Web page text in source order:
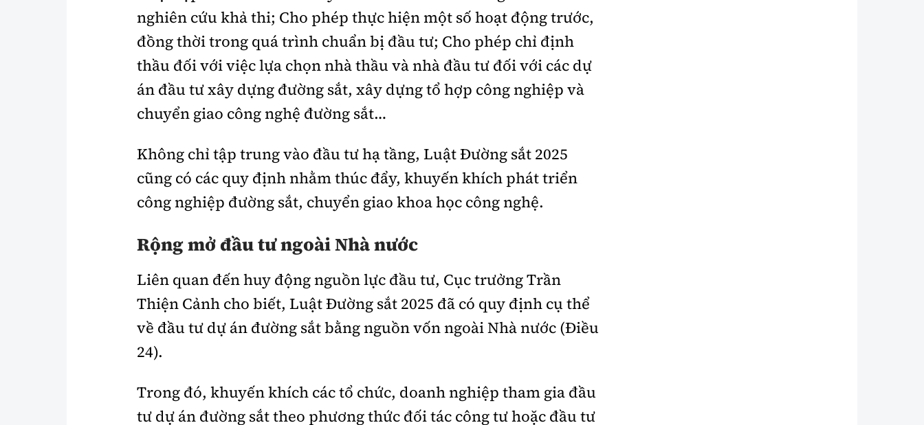
nghiên cứu khả thi; Cho phép thực hiện một số hoạt động trước,
đồng thời trong quá trình chuẩn bị đầu tư; Cho phép chỉ định
thầu đối với việc lựa chọn nhà thầu và nhà đầu tư đối với các dự
án đầu tư xây dựng đường sắt, xây dựng tổ hợp công nghiệp và
chuyển giao công nghệ đường sắt…
Không chỉ tập trung vào đầu tư hạ tầng, Luật Đường sắt 2025
cũng có các quy định nhằm thúc đẩy, khuyến khích phát triển
công nghiệp đường sắt, chuyển giao khoa học công nghệ.
Rộng mở đầu tư ngoài Nhà nước
Liên quan đến huy động nguồn lực đầu tư, Cục trưởng Trần
Thiện Cảnh cho biết, Luật Đường sắt 2025 đã có quy định cụ thể
về đầu tư dự án đường sắt bằng nguồn vốn ngoài Nhà nước (Điều
24).
Trong đó, khuyến khích các tổ chức, doanh nghiệp tham gia đầu
tư dự án đường sắt theo phương thức đối tác công tư hoặc đầu tư